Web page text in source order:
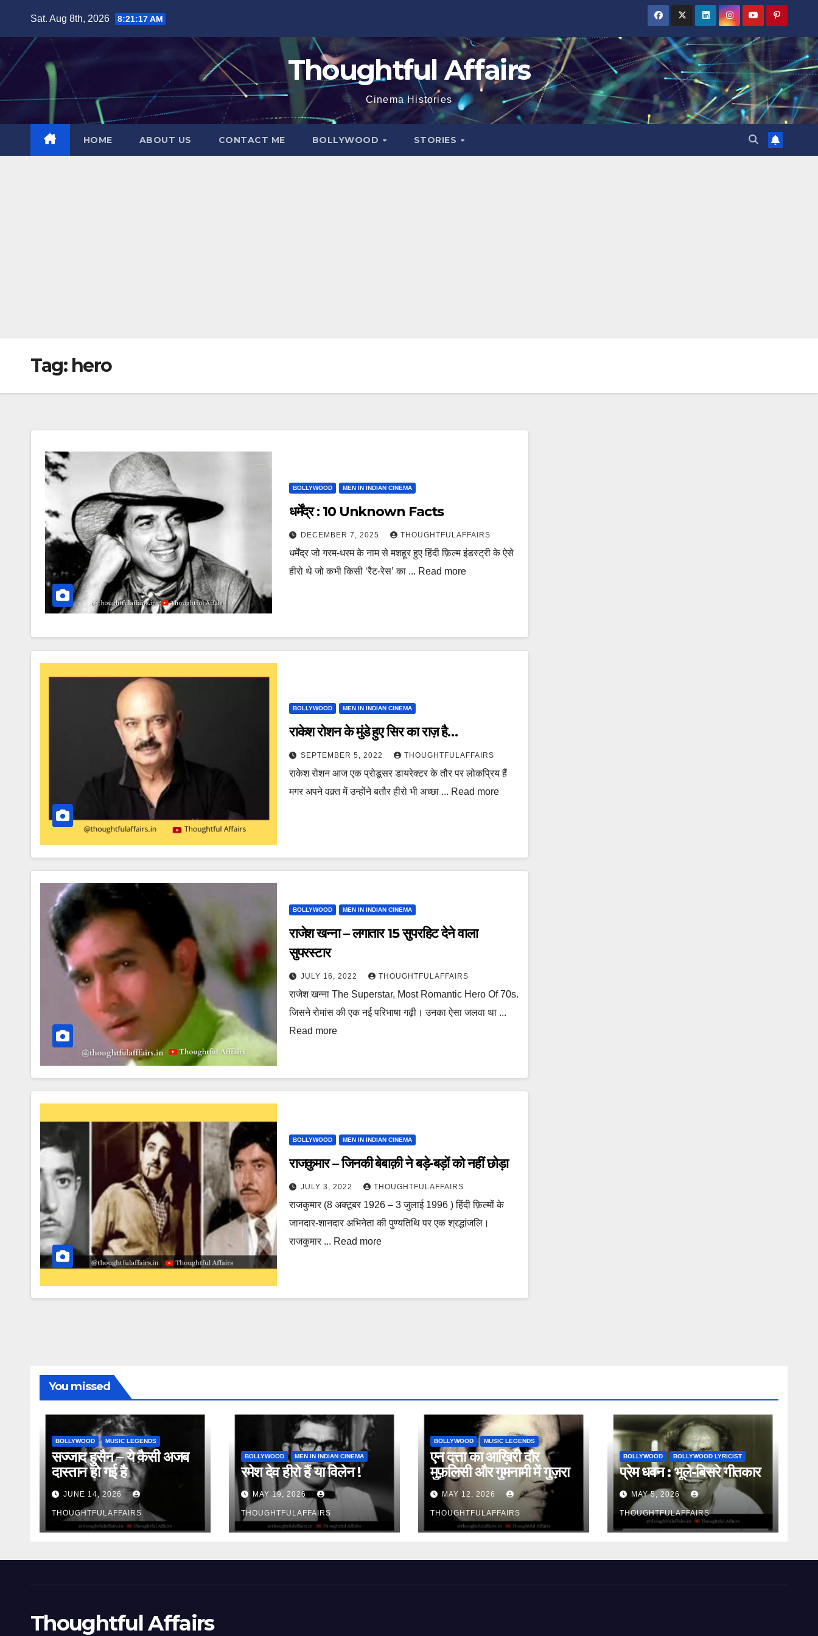
content
Sat. Aug 8th, 2026 8:21:17 AM
Thoughtful Affairs
Cinema Histories
HOME ABOUT US CONTACT ME BOLLYWOOD STORIES
Tag: hero
BOLLYWOOD MEN IN INDIAN CINEMA
धर्मेंद्र : 10 Unknown Facts
DECEMBER 7, 2025 THOUGHTFULAFFAIRS
धर्मेंद्र जो गरम-धरम के नाम से मशहूर हुए हिंदी फ़िल्म इंडस्ट्री के ऐसे
हीरो थे जो कभी किसी ‘रैट-रेस’ का ... Read more
BOLLYWOOD MEN IN INDIAN CINEMA
राकेश रोशन के मुंडे हुए सिर का राज़ है…
SEPTEMBER 5, 2022 THOUGHTFULAFFAIRS
राकेश रोशन आज एक प्रोडूसर डायरेक्टर के तौर पर लोकप्रिय हैं
मगर अपने वक़्त में उन्होंने बतौर हीरो भी अच्छा ... Read more
BOLLYWOOD MEN IN INDIAN CINEMA
राजेश खन्ना – लगातार 15 सुपरहिट देने वाला
सुपरस्टार
JULY 16, 2022 THOUGHTFULAFFAIRS
राजेश खन्ना The Superstar, Most Romantic Hero Of 70s.
जिसने रोमांस की एक नई परिभाषा गढ़ी। उनका ऐसा जलवा था ...
Read more
BOLLYWOOD MEN IN INDIAN CINEMA
राजकुमार – जिनकी बेबाक़ी ने बड़े-बड़ों को नहीं छोड़ा
JULY 3, 2022 THOUGHTFULAFFAIRS
राजकुमार (8 अक्टूबर 1926 – 3 जुलाई 1996 ) हिंदी फ़िल्मों के
जानदार-शानदार अभिनेता की पुण्यतिथि पर एक श्रद्धांजलि।
राजकुमार ... Read more
You missed
BOLLYWOOD MUSIC LEGENDS
सज्जाद हुसैन – ये कैसी अजब
दास्तान हो गई है
JUNE 14, 2026
THOUGHTFULAFFAIRS
BOLLYWOOD MEN IN INDIAN CINEMA
रमेश देव हीरो हैं या विलेन !
MAY 19, 2026
THOUGHTFULAFFAIRS
BOLLYWOOD MUSIC LEGENDS
एन दत्ता का आख़िरी दौर
मुफ़लिसी और गुमनामी में गुज़रा
MAY 12, 2026
THOUGHTFULAFFAIRS
BOLLYWOOD BOLLYWOOD LYRICIST
प्रेम धवन : भूले-बिसरे गीतकार
MAY 5, 2026
THOUGHTFULAFFAIRS
Thoughtful Affairs